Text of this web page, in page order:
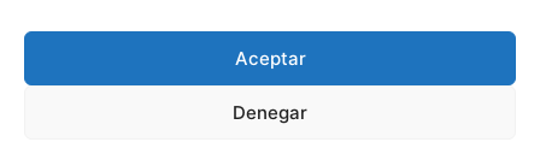
Aceptar
Denegar
Política de privacidad